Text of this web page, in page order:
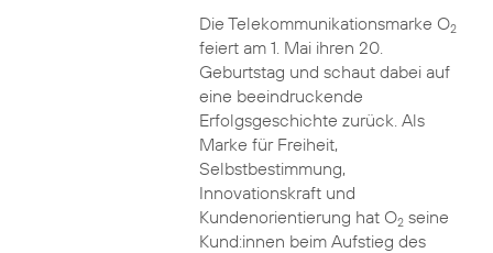
Die Telekommunikationsmarke O2
feiert am 1. Mai ihren 20.
Geburtstag und schaut dabei auf
eine beeindruckende
Erfolgsgeschichte zurück. Als
Marke für Freiheit,
Selbstbestimmung,
Innovationskraft und
Kundenorientierung hat O2seine
Kund:innen beim Aufstieg des